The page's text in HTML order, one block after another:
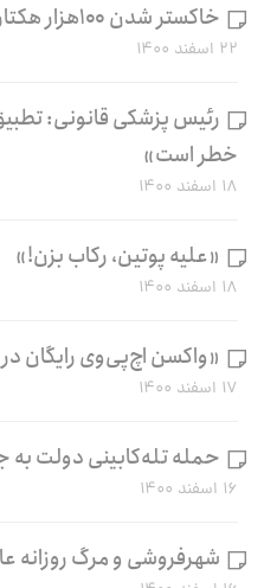
خاکستر شدن ۱۰۰هزار هکتار جنگل و مرتع طی ۵ سال
۲۲ اسفند ۱۴۰۰
رئیس پزشکی قانونی:
خطر است»
۱۸ اسفند ۱۴۰۰
«علیه پوتین، رکاب بزن!»
۱۸ اسفند ۱۴۰۰
«واکسن اچ‌پی‌وی رایگان
۱۷ اسفند ۱۴۰۰
حمله تله‌کابینی دولت به
۱۶ اسفند ۱۴۰۰
شهرفروشی و مرگ روزانه